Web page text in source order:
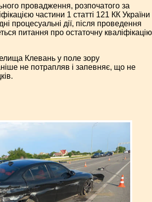
провадження, розпочатого за
частини 1 статті 121 КК України
процесуальні дії, після проведення
питання про остаточну кваліфікацію
Клевань у поле зору
не потрапляв і запевняє, що не